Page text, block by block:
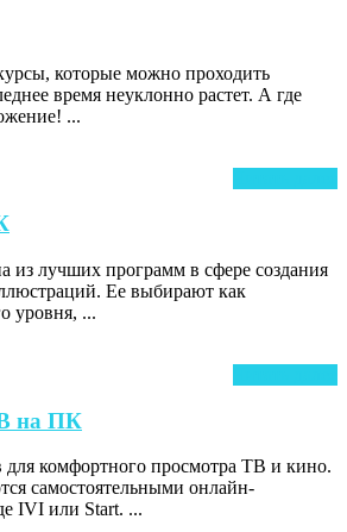
которые можно проходить
время неуклонно растет. А где
...
ibis
X
на
ПК
из лучших программ в сфере создания
Ее выбирают как
уровня, ...
на ПКСмотрешка
ТВ
на
ПК
для комфортного просмотра ТВ и кино.
самостоятельными онлайн-
IVI или Start. ...